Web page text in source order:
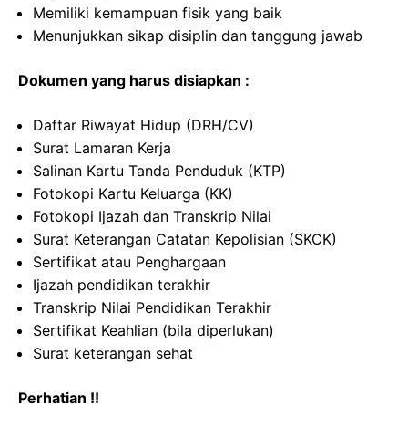
Memiliki kemampuan fisik yang baik
Menunjukkan sikap disiplin dan tanggung jawab
Dokumen yang harus disiapkan :
Daftar Riwayat Hidup (DRH/CV)
Surat Lamaran Kerja
Salinan Kartu Tanda Penduduk (KTP)
Fotokopi Kartu Keluarga (KK)
Fotokopi Ijazah dan Transkrip Nilai
Surat Keterangan Catatan Kepolisian (SKCK)
Sertifikat atau Penghargaan
Ijazah pendidikan terakhir
Transkrip Nilai Pendidikan Terakhir
Sertifikat Keahlian (bila diperlukan)
Surat keterangan sehat
Perhatian !!